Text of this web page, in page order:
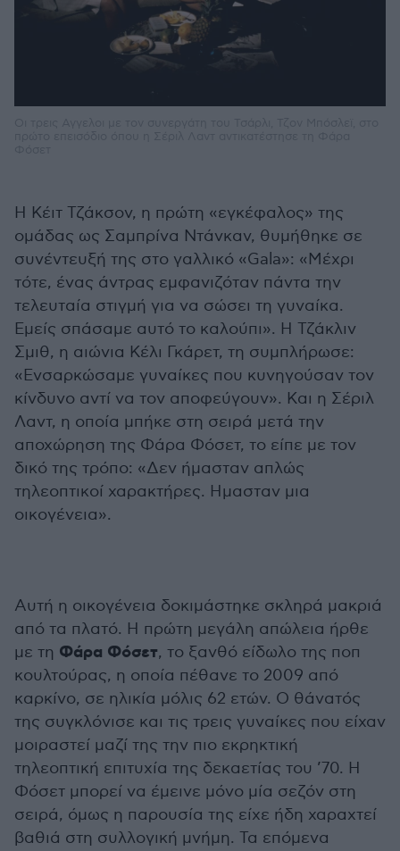
Η Κέιτ Τζάκσον, η πρώτη «εγκέφαλος» της
ομάδας ως Σαμπρίνα Ντάνκαν, θυμήθηκε σε
συνέντευξή της στο γαλλικό «Gala»: «Μέχρι
τότε, ένας άντρας εμφανιζόταν πάντα την
τελευταία στιγμή για να σώσει τη γυναίκα.
Εμείς σπάσαμε αυτό το καλούπι». Η Τζάκλιν
Σμιθ, η αιώνια Κέλι Γκάρετ, τη συμπλήρωσε:
«Ενσαρκώσαμε γυναίκες που κυνηγούσαν τον
κίνδυνο αντί να τον αποφεύγουν». Και η Σέριλ
Λαντ, η οποία μπήκε στη σειρά μετά την
αποχώρηση της Φάρα Φόσετ, το είπε με τον
δικό της τρόπο: «Δεν ήμασταν απλώς
τηλεοπτικοί χαρακτήρες. Ημασταν μια
οικογένεια».
Αυτή η οικογένεια δοκιμάστηκε σκληρά μακριά
από τα πλατό. Η πρώτη μεγάλη απώλεια ήρθε
με τη Φάρα Φόσετ, το ξανθό είδωλο της ποπ
κουλτούρας, η οποία πέθανε το 2009 από
καρκίνο, σε ηλικία μόλις 62 ετών. Ο θάνατός
της συγκλόνισε και τις τρεις γυναίκες που είχαν
μοιραστεί μαζί της την πιο εκρηκτική
τηλεοπτική επιτυχία της δεκαετίας του ’70. Η
Φόσετ μπορεί να έμεινε μόνο μία σεζόν στη
σειρά, όμως η παρουσία της είχε ήδη χαραχτεί
βαθιά στη συλλογική μνήμη. Τα επόμενα